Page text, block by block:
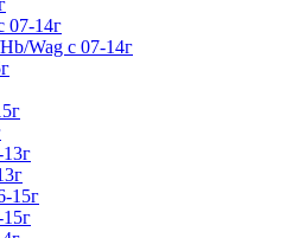
07-14г
Wag с 07-14г
15г